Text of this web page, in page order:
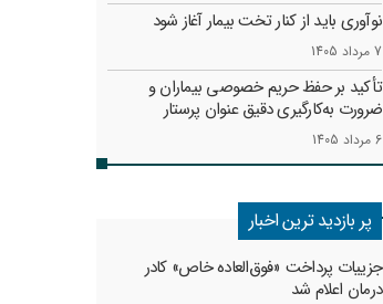
نوآوری باید از کنار تخت بیمار آغاز شود
7 مرداد 1405
تأکید بر حفظ حریم خصوصی بیماران و
ضرورت به‌کارگیری دقیق عنوان پرستار
6 مرداد 1405
پر بازدید ترین اخبار
جزییات پرداخت «فوق‌العاده خاص» کادر
درمان اعلام شد